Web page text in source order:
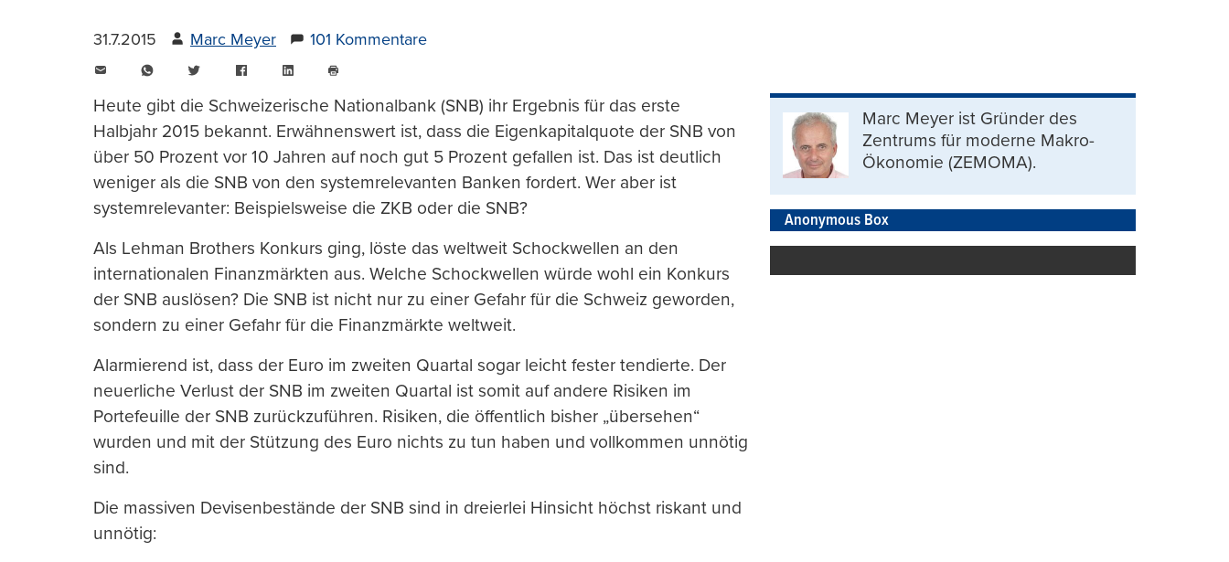
31.7.2015 Marc Meyer 101 Kommentare
WhatsAppTwitter FacebookLinkedIn
drucken
Heute gibt die Schweizerische Nationalbank (SNB) ihr Ergebnis für das erste
Halbjahr 2015 bekannt. Erwähnenswert ist, dass die Eigenkapitalquote der SNB von
über 50 Prozent vor 10 Jahren auf noch gut 5 Prozent gefallen ist. Das ist deutlich
weniger als die SNB von den systemrelevanten Banken fordert. Wer aber ist
systemrelevanter: Beispielsweise die ZKB oder die SNB?
Als Lehman Brothers Konkurs ging, löste das weltweit Schockwellen an den
internationalen Finanzmärkten aus. Welche Schockwellen würde wohl ein Konkurs
der SNB auslösen? Die SNB ist nicht nur zu einer Gefahr für die Schweiz geworden,
sondern zu einer Gefahr für die Finanzmärkte weltweit.
Alarmierend ist, dass der Euro im zweiten Quartal sogar leicht fester tendierte. Der
neuerliche Verlust der SNB im zweiten Quartal ist somit auf andere Risiken im
Portefeuille der SNB zurückzuführen. Risiken, die öffentlich bisher „übersehen“
wurden und mit der Stützung des Euro nichts zu tun haben und vollkommen unnötig
sind.
Die massiven Devisenbestände der SNB sind in dreierlei Hinsicht höchst riskant und
unnötig:
Marc Meyer ist Gründer des
Zentrums für moderne Makro-
Ökonomie (ZEMOMA).
Anonymous Box